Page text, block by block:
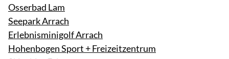
Osserbad Lam
Seepark Arrach
Erlebnisminigolf Arrach
Hohenbogen Sport + Freizeitzentrum